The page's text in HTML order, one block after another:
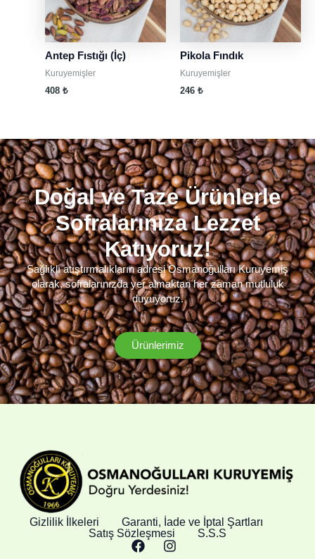
Antep Fıstığı (İç)
Kuruyemişler
408 ₺
Pikola Fındık
Kuruyemişler
246 ₺
Doğal ve Taze Ürünlerle
Sofralarınıza Lezzet
Katıyoruz!
Sağlıklı atıştırmalıkların adresi Osmanoğulları Kuruyemiş
olarak, sofralarınızda yer almaktan her zaman mutluluk
duyuyoruz.
Ürünlerimiz
Gizlilik İlkeleri
Garanti, İade ve İptal Şartları
Satış Sözleşmesi
S.S.S